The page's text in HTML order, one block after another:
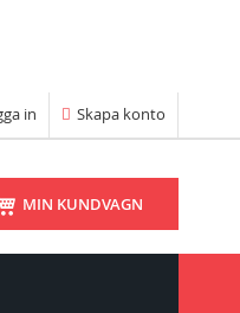
in Skapa konto
MIN KUNDVAGN